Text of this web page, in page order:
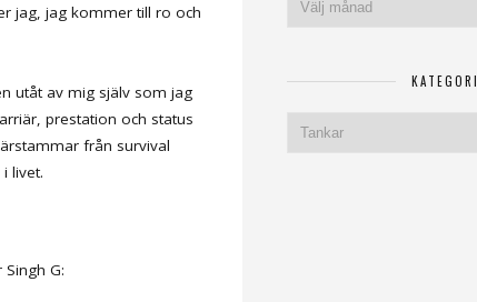
jag, jag kommer till ro och
utåt av mig själv som jag
prestation och status
från survival
livet.
G: